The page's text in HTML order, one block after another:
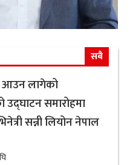
सबै
आउन लागेको
उद्घाटन समारोहमा
सन्नी लियोन नेपाल